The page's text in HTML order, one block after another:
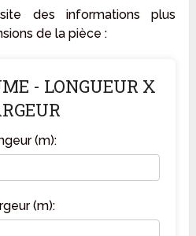
des informations plus
de la pièce :
- LONGUEUR X
(m):
(m):